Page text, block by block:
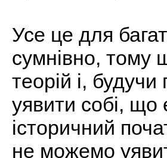
Усе це для
сумнівно, тому
теорій і,
уявити собі, що
історичний
не можемо